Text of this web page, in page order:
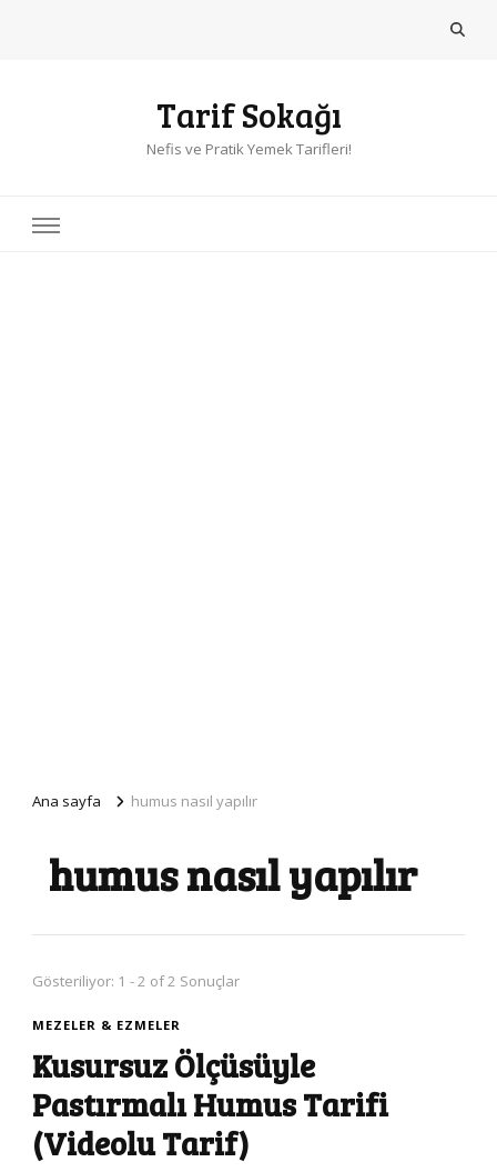
Tarif Sokağı
Nefis ve Pratik Yemek Tarifleri!
Ana sayfa humus nasıl yapılır
humus nasıl yapılır
Gösteriliyor: 1 - 2 of 2 Sonuçlar
MEZELER & EZMELER
Kusursuz Ölçüsüyle
Pastırmalı Humus Tarifi
(Videolu Tarif)